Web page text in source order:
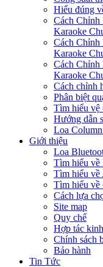
Hiểu đúng
Cách Chỉnh
Karaoke
Cách Chỉnh
Karaoke
Cách Chỉnh
Karaoke
Cách chỉnh
Phân biệt
Tìm hiểu vệ
Hướng dẫn
Loa
Giới thiệu
Loa
Tìm hiểu về
Tìm hiểu về
Tìm hiểu về
Cách lựa
Site map
Quy chế
Hợp tác
Chính sách
Bảo hành
Tin Tức